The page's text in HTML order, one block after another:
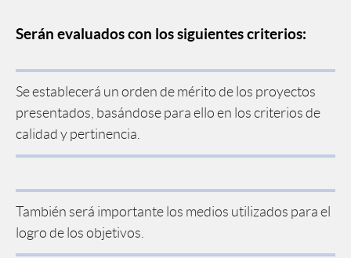
Serán evaluados con los siguientes criterios:
Se establecerá un orden de mérito de los proyectos
presentados, basándose para ello en los criterios de
calidad y pertinencia.
También será importante los medios utilizados para el
logro de los objetivos.